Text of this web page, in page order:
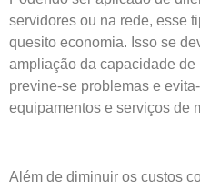
servidores ou na rede, esse
quesito economia. Isso se
ampliação da capacidade de
previne-se problemas e
equipamentos e serviços de
Além de diminuir os custos